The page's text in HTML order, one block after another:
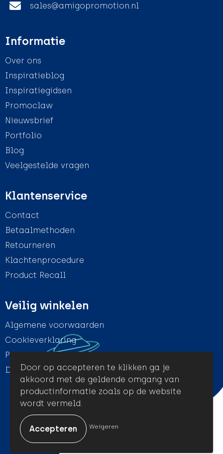
sales@amigopromotion.nl
Informatie
Over ons
Inspiratieblog
Inspiratiegidsen
Promoclaw
Nieuwsbrief
Portfolio
Blog
Veelgestelde vragen
Klantenservice
Contact
Betaalmethoden
Retourneren
Klachtenprocedure
Product Recall
Veilig winkelen
Algemene voorwaarden
Cookieverklaring
Privacyverklaring
Disclaimer
Door op accepteren te klikken ga je
akkoord met de geldende omgang van
productinformatie zoals op de website
wordt vermeld.
Weigeren